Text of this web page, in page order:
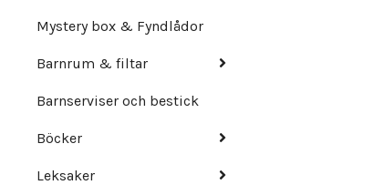
Mystery box & Fyndlådor
Barnrum & filtar
Barnserviser och bestick
Böcker
Leksaker